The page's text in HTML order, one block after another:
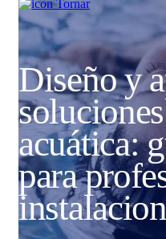
Tornar
Diseño y
acuática:
para